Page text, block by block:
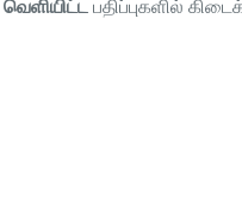
வெளியிட்ட பதிப்புகளில்